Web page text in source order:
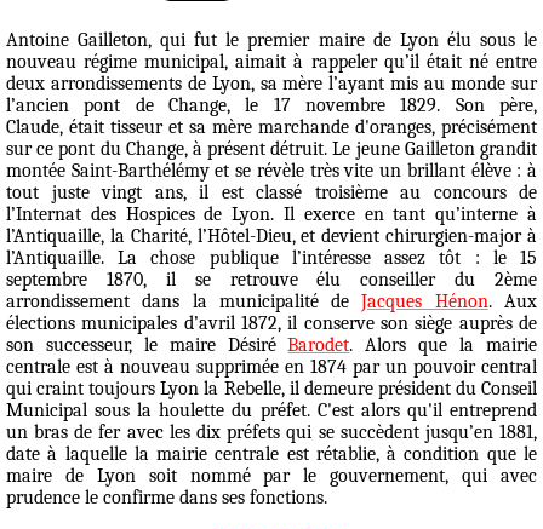
Antoine Gailleton, qui fut le premier maire de Lyon élu sous le
nouveau régime municipal, aimait à rappeler qu’il était né entre
deux arrondissements de Lyon, sa mère l’ayant mis au monde sur
l’ancien pont de Change, le 17 novembre 1829. Son père,
Claude, était tisseur et sa mère marchande d'oranges, précisément
sur ce pont du Change, à présent détruit. Le jeune Gailleton grandit
montée Saint-Barthélémy et se révèle très vite un brillant élève : à
tout juste vingt ans, il est classé troisième au concours de
l’Internat des Hospices de Lyon. Il exerce en tant qu’interne à
l’Antiquaille, la Charité, l’Hôtel-Dieu, et devient chirurgien-major à
l’Antiquaille. La chose publique l’intéresse assez tôt : le 15
septembre 1870, il se retrouve élu conseiller du 2ème
arrondissement dans la municipalité deJacques Hénon. Aux
élections municipales d’avril 1872, il conserve son siège auprès de
son successeur, le maire DésiréBarodet. Alors que la mairie
centrale est à nouveau supprimée en 1874 par un pouvoir central
qui craint toujours Lyon la Rebelle, il demeure président du Conseil
Municipal sous la houlette du préfet. C'est alors qu'il entreprend
un bras de fer avec les dix préfets qui se succèdent jusqu’en 1881,
date à laquelle la mairie centrale est rétablie, à condition que le
maire de Lyon soit nommé par le gouvernement, qui avec
prudence le confirme dans ses fonctions.